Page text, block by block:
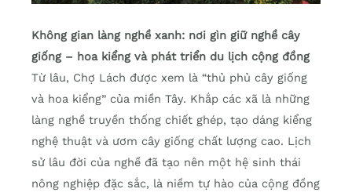
Không gian làng nghề xanh: nơi gìn giữ nghề cây
giống – hoa kiểng và phát triển du lịch cộng đồng
Từ lâu, Chợ Lách được xem là “thủ phủ cây giống
và hoa kiểng” của miền Tây. Khắp các xã là những
làng nghề truyền thống chiết ghép, tạo dáng kiểng
nghệ thuật và ươm cây giống chất lượng cao. Lịch
sử lâu đời của nghề đã tạo nên một hệ sinh thái
nông nghiệp đặc sắc, là niềm tự hào của cộng đồng